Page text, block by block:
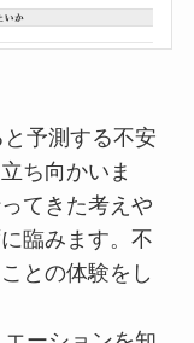
予測する不安
ち向かいま
てきた考えや
臨みます。不
との体験をし